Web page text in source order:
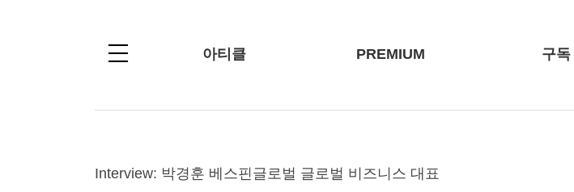
아티클 PREMIUM 구독
Interview: 박경훈 베스핀글로벌 글로벌 비즈니스 대표